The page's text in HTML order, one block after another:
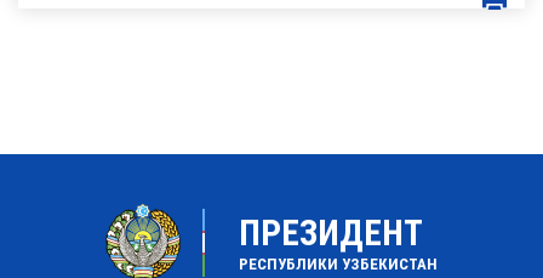
ПРЕЗИДЕНТ
РЕСПУБЛИКИ УЗБЕКИСТАН